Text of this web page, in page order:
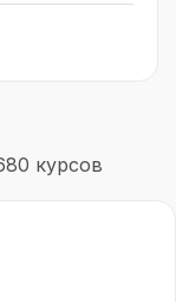
с ними
курсов